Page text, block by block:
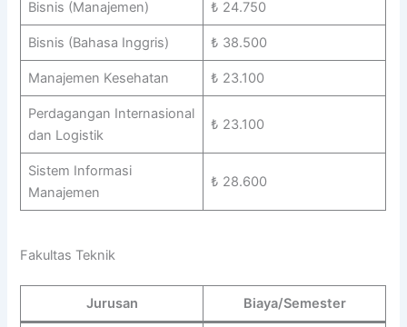
Bisnis (Manajemen) ₺ 24.750
Bisnis (Bahasa Inggris) ₺ 38.500
Manajemen Kesehatan ₺ 23.100
Perdagangan Internasional
dan Logistik
₺ 23.100
Sistem Informasi
Manajemen
₺ 28.600
Fakultas Teknik
Jurusan Biaya/Semester